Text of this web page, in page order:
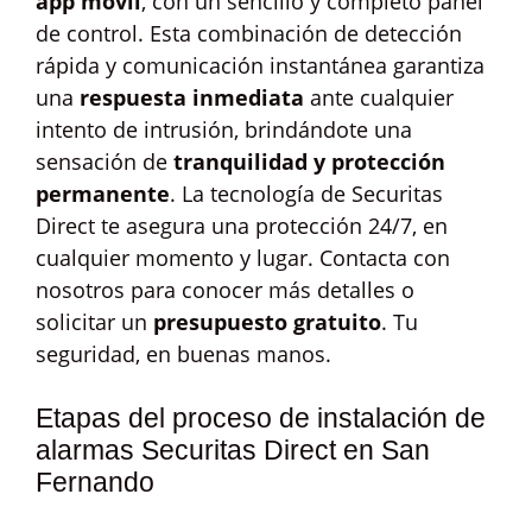
de control. Esta combinación de detección
rápida y comunicación instantánea garantiza
una respuesta inmediata ante cualquier
intento de intrusión, brindándote una
sensación de tranquilidad y protección
permanente. La tecnología de Securitas
Direct te asegura una protección 24/7, en
cualquier momento y lugar. Contacta con
nosotros para conocer más detalles o
solicitar un presupuesto gratuito. Tu
seguridad, en buenas manos.
Etapas del proceso de instalación de
alarmas Securitas Direct en San
Fernando